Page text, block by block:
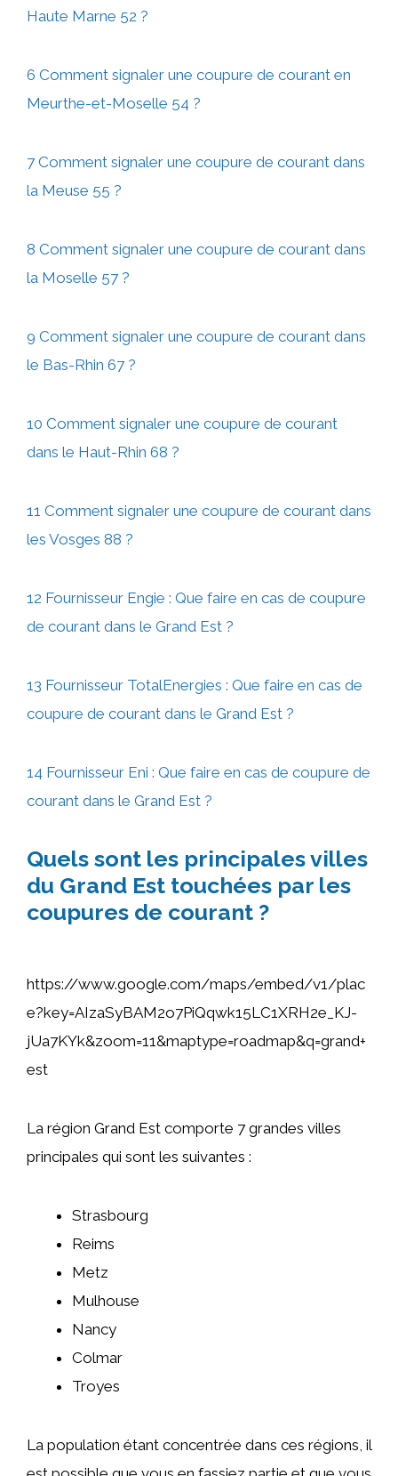
Haute Marne 52 ?
6 Comment signaler une coupure de courant en
Meurthe-et-Moselle 54 ?
7 Comment signaler une coupure de courant dans
la Meuse 55 ?
8 Comment signaler une coupure de courant dans
la Moselle 57 ?
9 Comment signaler une coupure de courant dans
le Bas-Rhin 67 ?
10 Comment signaler une coupure de courant
dans le Haut-Rhin 68 ?
11 Comment signaler une coupure de courant dans
les Vosges 88 ?
12 Fournisseur Engie : Que faire en cas de coupure
de courant dans le Grand Est ?
13 Fournisseur TotalEnergies : Que faire en cas de
coupure de courant dans le Grand Est ?
14 Fournisseur Eni : Que faire en cas de coupure de
courant dans le Grand Est ?
Quels sont les principales villes
du Grand Est touchées par les
coupures de courant ?
https://www.google.com/maps/embed/v1/plac
e?key=AIzaSyBAM2o7PiQqwk15LC1XRH2e_KJ-
jUa7KYk&zoom=11&maptype=roadmap&q=grand+
est
La région Grand Est comporte 7 grandes villes
principales qui sont les suivantes :
Strasbourg
Reims
Metz
Mulhouse
Nancy
Colmar
Troyes
La population étant concentrée dans ces régions, il